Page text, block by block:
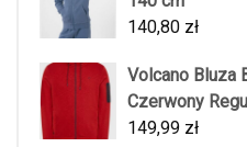
140,80 zł
Volcano Bluza
Czerwony
149,99 zł